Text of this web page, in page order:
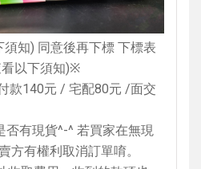
須知) 同意後再下標 下標表
以下須知)※
款140元 / 宅配80元 /面交
否有現貨^-^ 若買家在無現
方有權利取消訂單唷。